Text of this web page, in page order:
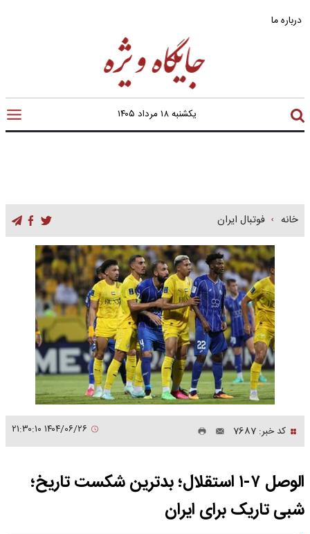
درباره ما
یکشنبه ۱۸ مرداد ۱۴۰۵
خانه فوتبال ایران
کد خبر: 7687
الوصل ۷-۱ استقلال؛ بدترین شکست تاریخ؛
شبی تاریک برای ایران